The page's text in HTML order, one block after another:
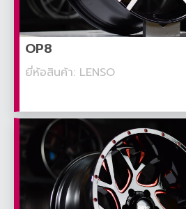
OP8
ยี่ห้อสินค้า: LENSO